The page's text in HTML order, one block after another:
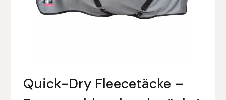
Quick-Dry Fleecetäcke –
Träning och longering
Ridbyxor, kjolar, overaller mm
Tävlingskavajer och blusar
Beris Bits